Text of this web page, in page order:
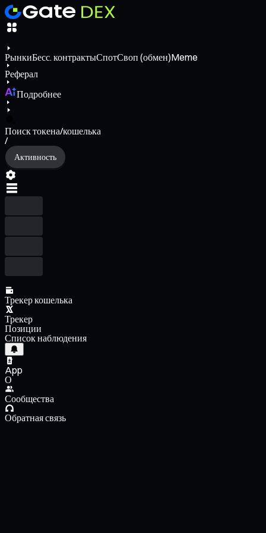
РынкиБесс. контрактыСпотСвоп (обмен)Meme
Реферал
Подробнее
Поиск токена/кошелька
/
Активность
Трекер кошелька
Трекер
Позиции
Список наблюдения
App
О
Сообщества
Обратная связь